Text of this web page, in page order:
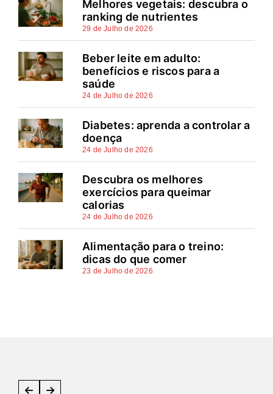
Melhores vegetais: descubra o
ranking de nutrientes
29 de Julho de 2026
Beber leite em adulto:
benefícios e riscos para a
saúde
24 de Julho de 2026
Diabetes: aprenda a controlar a
doença
24 de Julho de 2026
Descubra os melhores
exercícios para queimar
calorias
24 de Julho de 2026
Alimentação para o treino:
dicas do que comer
23 de Julho de 2026